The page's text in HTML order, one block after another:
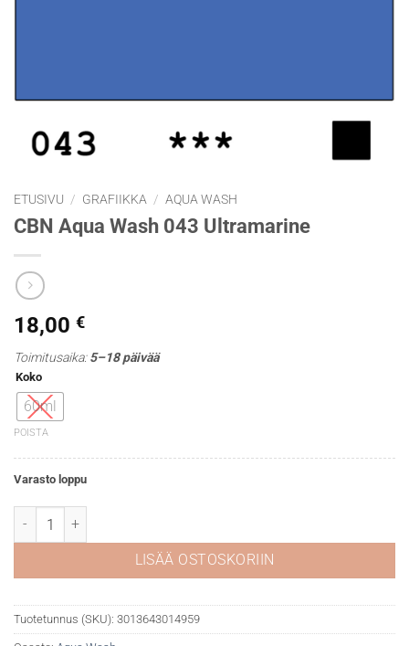
ETUSIVU / GRAFIIKKA / AQUA WASH
CBN Aqua Wash 043 Ultramarine
18,00 €
Toimitusaika:5–18 päivää
Koko
60ml
POISTA
Varasto loppu
CBN Aqua Wash 043 Ultramarine määrä
LISÄÄ OSTOSKORIIN
Tuotetunnus (SKU): 3013643014959